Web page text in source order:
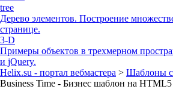
tree
Дерево элементов. Построение
странице.
3-D
Примеры объектов в трехмерном
и jQuery.
Helix.su - портал вебмастера > Шаблоны
Business Time - Бизнес шаблон на HTML5